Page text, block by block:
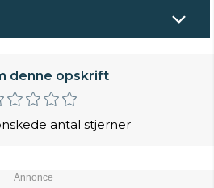
denne opskrift
antal stjerner